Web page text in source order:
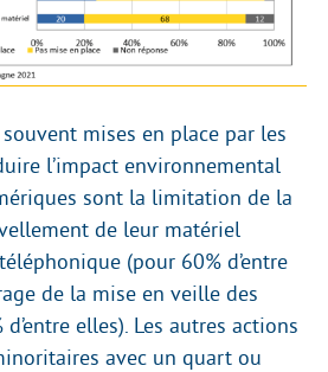
mises en place par les
l’impact environnemental
sont la limitation de la
de leur matériel
(pour 60% d’entre
de la mise en veille des
elles). Les autres actions
avec un quart ou